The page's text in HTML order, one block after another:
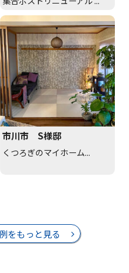
市川市 S様邸
くつろぎのマイホーム...
をもっと見る